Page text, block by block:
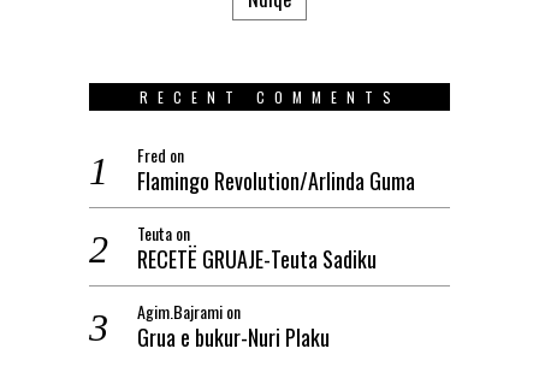
RECENT COMMENTS
Fred on
Flamingo Revolution/Arlinda Guma
Teutaon
RECETË GRUAJE-Teuta Sadiku
Agim.Bajramion
Grua e bukur-Nuri Plaku